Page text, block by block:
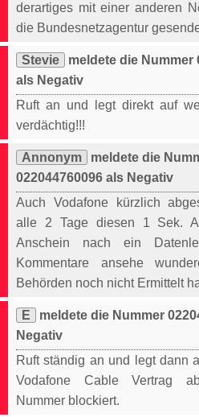
derartiges mit einer anderen
die Bundesnetzagentur
Stevie
meldete die Nummer
als Negativ
Ruft an und legt direkt auf
verdächtig!!!
Annonym
meldete die
022044760096 als Negativ
Auch Vodafone kürzlich
alle 2 Tage diesen 1 Sek.
Anschein nach ein
Kommentare ansehe
Behörden noch nicht Ermittelt
E
meldete die Nummer
Negativ
Ruft ständig an und legt dann
Vodafone Cable Vertrag
Nummer blockiert.